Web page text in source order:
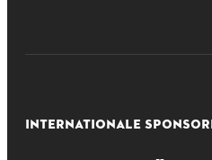
INTERNATIONALE